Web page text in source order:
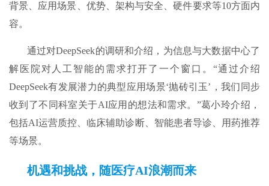
背景、应用场景、优势、架构与安全、硬件要求等10方面内
容。
通过对DeepSeek的调研和介绍，为信息与大数据中心了
解医院对人工智能的需求打开了一个窗口。“通过介绍
DeepSeek有发展潜力的典型应用场景‘抛砖引玉’，我们同步
收到了不同科室关于AI应用的想法和需求。”葛小玲介绍，
包括AI运营质控、临床辅助诊断、智能患者导诊、用药推荐
等场景。
机遇和挑战，随医疗AI浪潮而来